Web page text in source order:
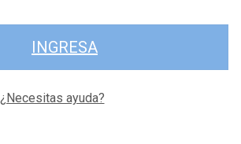
INGRESA
¿Necesitas ayuda?